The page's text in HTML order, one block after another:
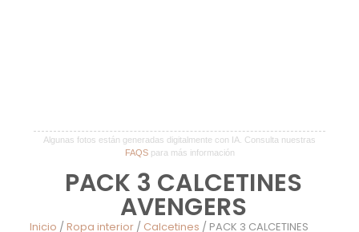
Algunas fotos están generadas digitalmente con IA. Consulta nuestras
FAQSpara más información
PACK 3 CALCETINES
AVENGERS
Inicio /Ropa interior/ Calcetines / PACK 3 CALCETINES